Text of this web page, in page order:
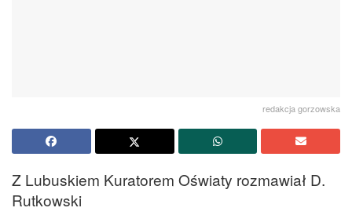
redakcja gorzowska
Z Lubuskiem Kuratorem Oświaty rozmawiał D.
Rutkowski